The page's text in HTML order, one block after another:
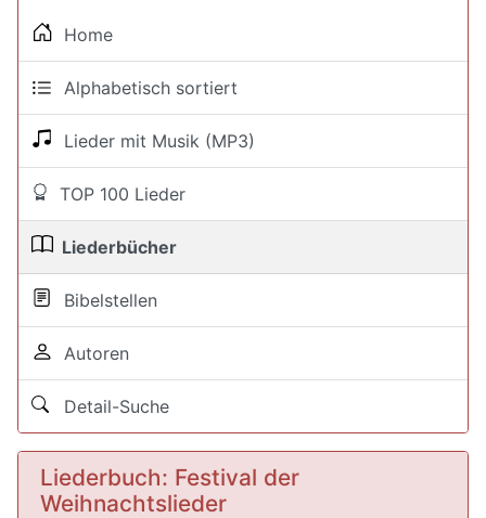
Home
Alphabetisch sortiert
Lieder mit Musik (MP3)
TOP 100 Lieder
Liederbücher
Bibelstellen
Autoren
Detail-Suche
Liederbuch: Festival der
Weihnachtslieder